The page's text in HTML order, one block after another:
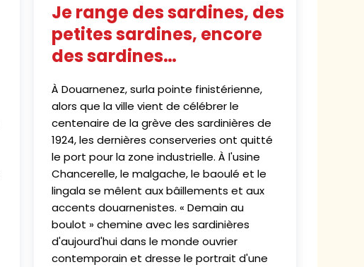
Je range des sardines, des
petites sardines, encore
des sardines…
À Douarnenez, surla pointe finistérienne,
alors que la ville vient de célébrer le
centenaire de la grève des sardinières de
1924, les dernières conserveries ont quitté
le port pour la zone industrielle. À l'usine
Chancerelle, le malgache, le baoulé et le
lingala se mêlent aux bâillements et aux
accents douarnenistes. « Demain au
boulot » chemine avec les sardinières
d'aujourd'hui dans le monde ouvrier
contemporain et dresse le portrait d'une